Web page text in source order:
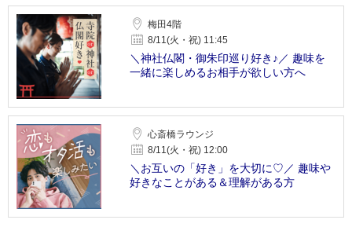
梅田4階
8/11(火・祝) 11:45
＼神社仏閣・御朱印巡り好き♪／ 趣味を
一緒に楽しめるお相手が欲しい方へ
心斎橋ラウンジ
8/11(火・祝) 12:00
＼お互いの「好き」を大切に♡／ 趣味や
好きなことがある＆理解がある方